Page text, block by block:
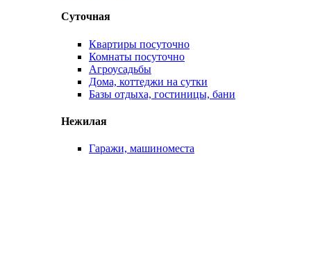
Суточная
Квартиры посуточно
Комнаты посуточно
Агроусадьбы
Дома, коттеджи на сутки
Базы отдыха, гостиницы, бани
Нежилая
Гаражи, машиноместа